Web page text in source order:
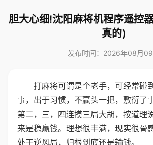
胆大心细!沈阳麻将机程序遥控
真的)
发布时间：2026年08月
打麻将可谓是个老手，可经常碰
事，出于习惯，不赢头一把，敷衍了
第二，三，四连摸三局大胡，按道理
来是稳赢钱。理想很丰满，现实很骨
处于逆风局，归根到底还是输钱。